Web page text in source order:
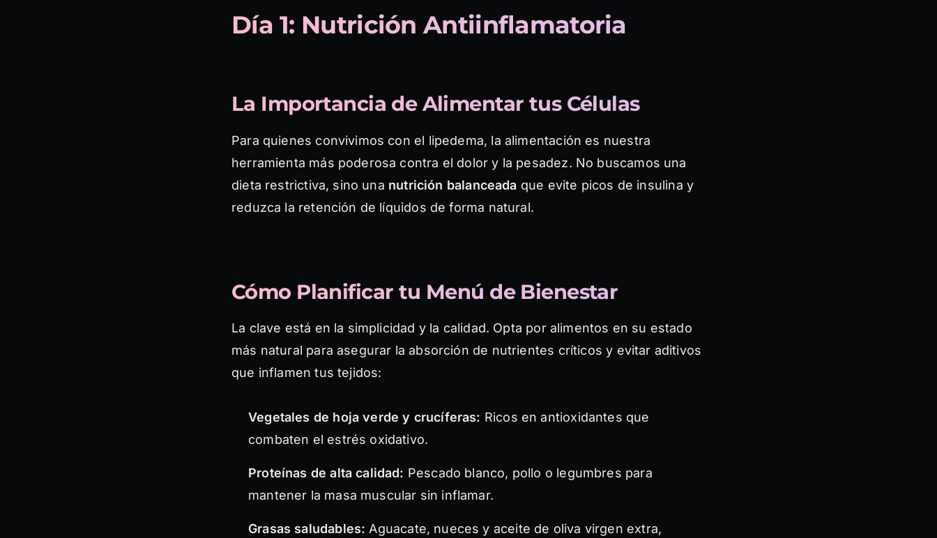
Día 1: Nutrición Antiinflamatoria
La Importancia de Alimentar tus Células
Para quienes convivimos con el lipedema, la alimentación es nuestra
herramienta más poderosa contra el dolor y la pesadez. No buscamos una
dieta restrictiva, sino una nutrición balanceada que evite picos de insulina y
reduzca la retención de líquidos de forma natural.
Cómo Planificar tu Menú de Bienestar
La clave está en la simplicidad y la calidad. Opta por alimentos en su estado
más natural para asegurar la absorción de nutrientes críticos y evitar aditivos
que inflamen tus tejidos:
Vegetales de hoja verde y crucíferas: Ricos en antioxidantes que
combaten el estrés oxidativo.
Proteínas de alta calidad: Pescado blanco, pollo o legumbres para
mantener la masa muscular sin inflamar.
Grasas saludables: Aguacate, nueces y aceite de oliva virgen extra,